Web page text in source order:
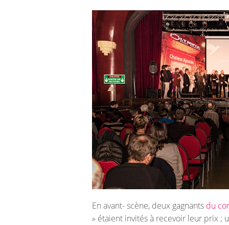
En avant- scène, deux gagnants du
» étaient invités à recevoir leur prix ;